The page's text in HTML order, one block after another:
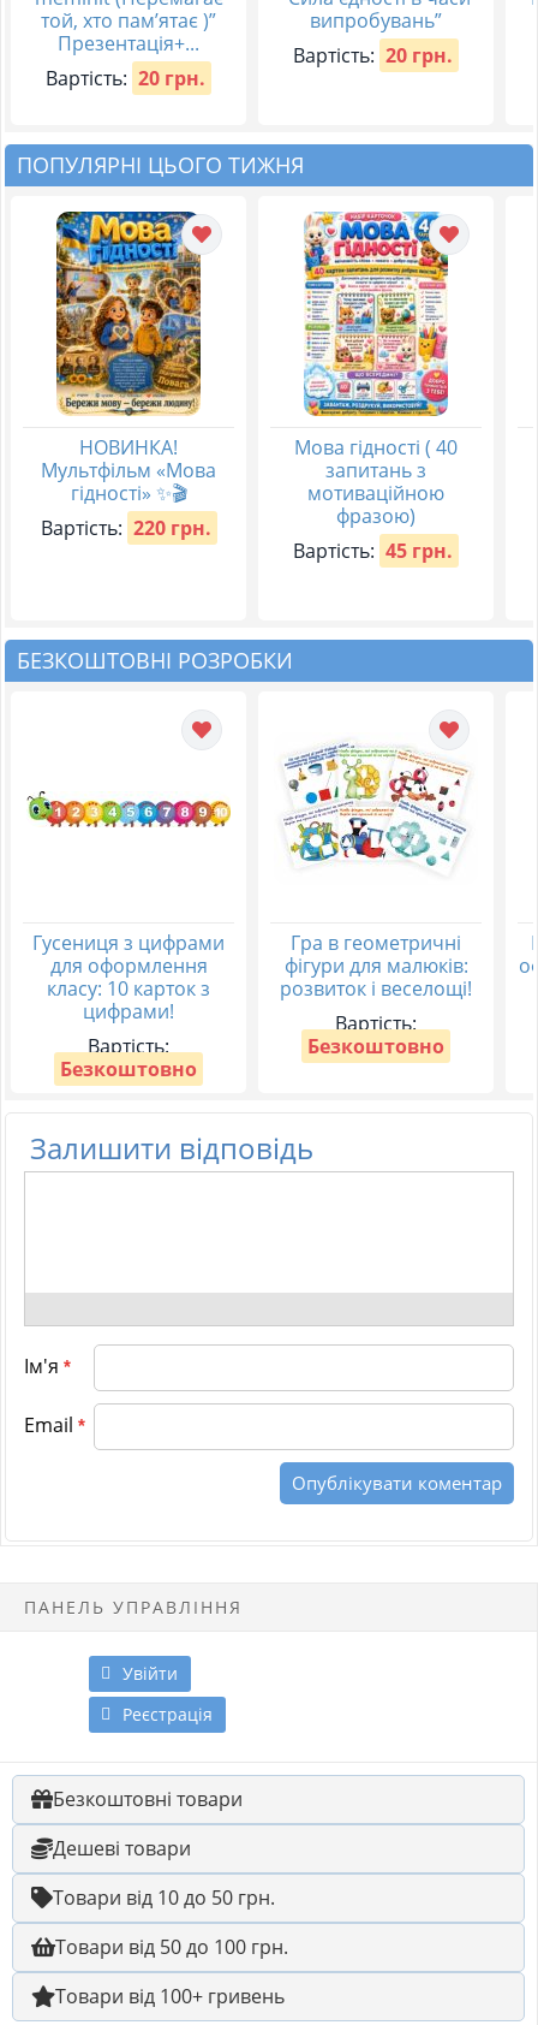
той, хто пам’ятає )”
Презентація+...
Вартість: 20 грн.
випробувань”
Вартість: 20 грн.
ПОПУЛЯРНІ ЦЬОГО ТИЖНЯ
НОВИНКА!
Мультфільм «Мова
гідності» ✨🎬
Вартість: 220 грн.
Мова гідності ( 40
запитань з
мотиваційною
фразою)
Вартість: 45 грн.
БЕЗКОШТОВНІ РОЗРОБКИ
Гусениця з цифрами
для оформлення
класу: 10 карток з
цифрами!
Вартість:
Безкоштовно
Гра в геометричні
фігури для малюків:
розвиток і веселощі!
Вартість:
Безкоштовно
Залишити відповідь
Ім'я *
Email *
ПАНЕЛЬ УПРАВЛІННЯ
Увійти
Реєстрація
Безкоштовні товари
Дешеві товари
Товари від 10 до 50 грн.
Товари від 50 до 100 грн.
Товари від 100+ гривень